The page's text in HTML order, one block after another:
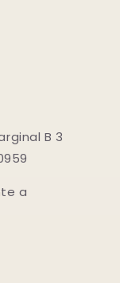
B 3
a